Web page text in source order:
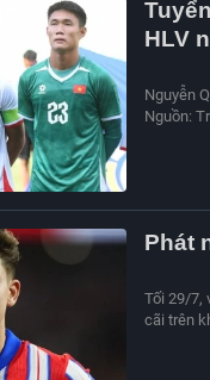
HLV
Nguyễn
Nguồn:
Phát
Tối 29/7,
cãi trên